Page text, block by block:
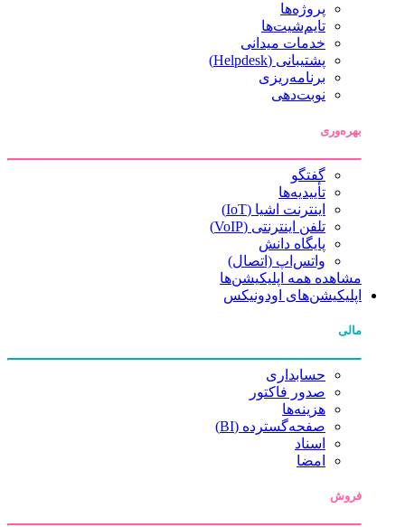
پروژه‌ها
تایم‌شیت‌ها
خدمات میدانی
پشتیبانی (Helpdesk)
برنامه‌ریزی
نوبت‌دهی
بهره‌وری
گفتگو
تأییدیه‌ها
اینترنت اشیا (IoT)
تلفن اینترنتی (VoIP)
پایگاه دانش
واتس‌اپ (اتصال)
مشاهده همه اپلیکیشن‌ها
اپلیکیشن‌های اودونیکس
مالی
حسابداری
صدور فاکتور
هزینه‌ها
صفحه‌گسترده (BI)
اسناد
امضا
فروش